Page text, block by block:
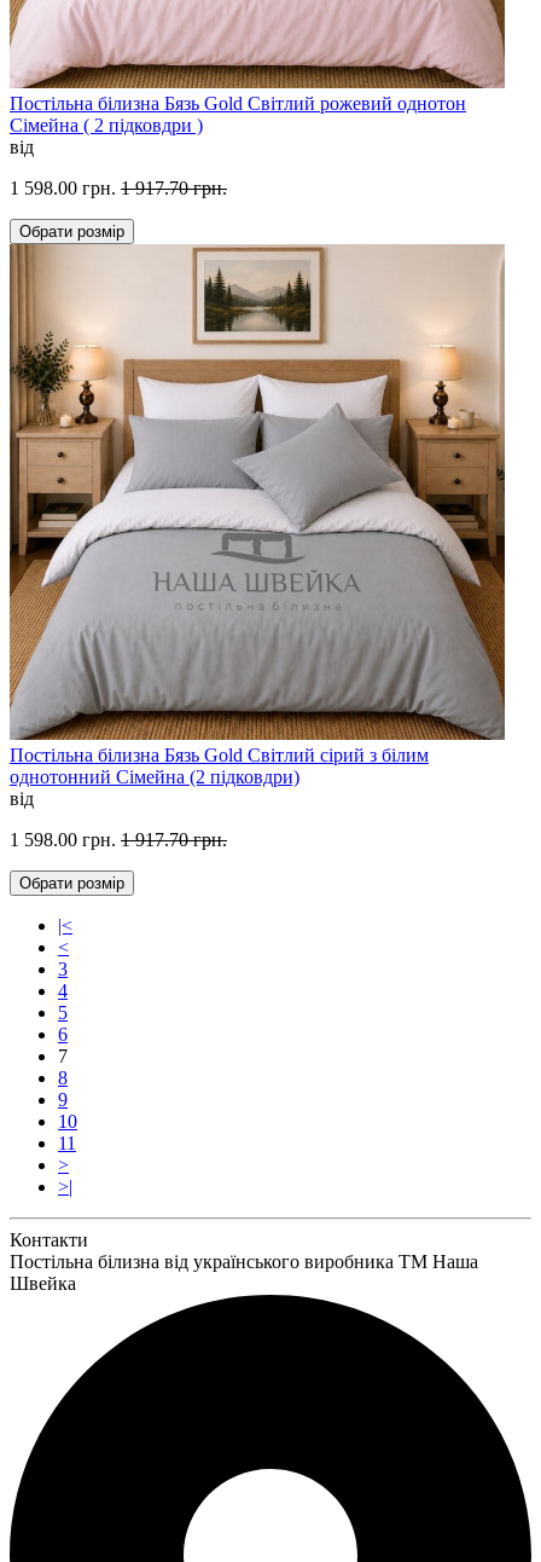
Постільна білизна Бязь Gold Світлий рожевий однотон
Сімейна ( 2 підковдри )
від
1 598.00 грн. 1 917.70 грн.
Обрати розмір
Постільна білизна Бязь Gold Світлий сірий з білим
однотонний Сімейна (2 підковдри)
від
1 598.00 грн. 1 917.70 грн.
Обрати розмір
|<
<
3
4
5
6
7
8
9
10
11
>
>|
Контакти
Постільна білизна від українського виробника ТМ Наша
Швейка